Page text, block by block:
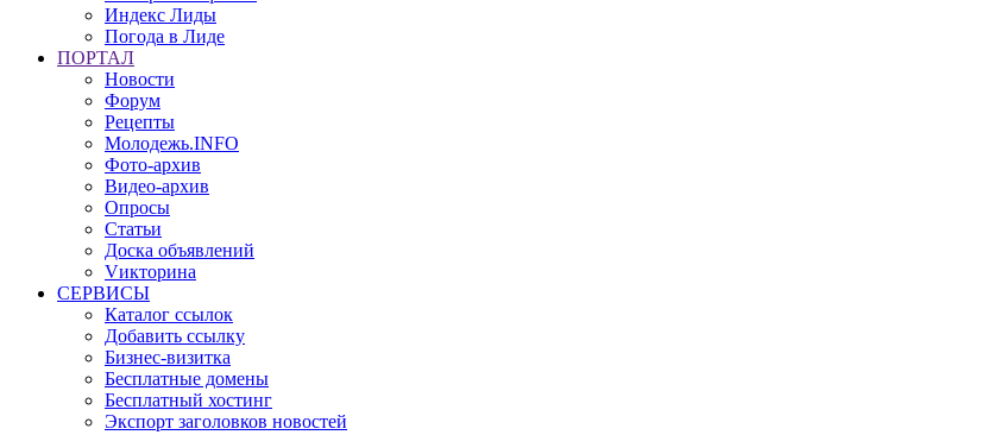
Индекс Лиды
Погода в Лиде
ПОРТАЛ
Новости
Форум
Рецепты
Молодежь.INFO
Фото-архив
Видео-архив
Опросы
Статьи
Доска объявлений
Vикторина
СЕРВИСЫ
Каталог ссылок
Добавить ссылку
Бизнес-визитка
Бесплатные домены
Бесплатный хостинг
Экспорт заголовков новостей